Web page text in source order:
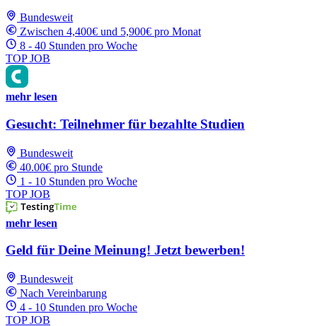
Bundesweit
Zwischen 4,400€ und 5,900€ pro Monat
8 - 40 Stunden pro Woche
TOP JOB
mehr lesen
Gesucht: Teilnehmer für bezahlte Studien
Bundesweit
40.00€ pro Stunde
1 - 10 Stunden pro Woche
TOP JOB
mehr lesen
Geld für Deine Meinung! Jetzt bewerben!
Bundesweit
Nach Vereinbarung
4 - 10 Stunden pro Woche
TOP JOB